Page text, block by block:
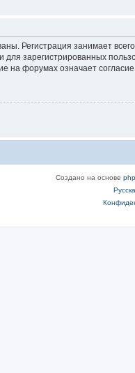
Регистрация занимает
зарегистрированных
на форумах означает
Создано на основе